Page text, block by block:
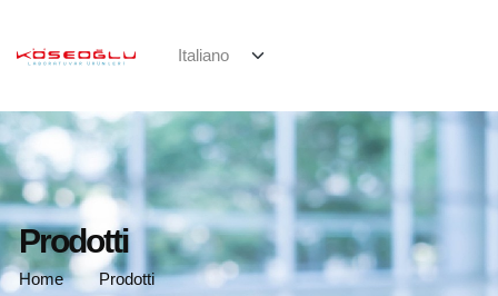
Prodotti
Home Prodotti